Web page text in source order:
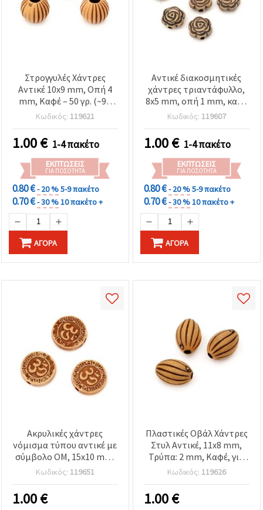
Στρογγυλές Χάντρες
Αντικέ 10x9 mm, Οπή 4
mm, Καφέ – 50 γρ. (~90
τεμ.)
Κωδικός: 119621
1.00€ 1-4 πακέτο
ΕΚΠΤΏΣΕΙΣ
ΓΙΑ ΠΟΣΌΤΗΤΑ
0.80 €- 20 %5-9 πακέτο
0.70 €- 30 %10 πακέτο +
ΑΓΟΡΆ
Αντικέ διακοσμητικές
χάντρες τριαντάφυλλο,
8x5 mm, οπή 1 mm, καφέ
– 50 g (~240 τεμ.)
Κωδικός: 119607
1.00€ 1-4 πακέτο
ΕΚΠΤΏΣΕΙΣ
ΓΙΑ ΠΟΣΌΤΗΤΑ
0.80 €- 20 %5-9 πακέτο
0.70 €- 30 %10 πακέτο +
ΑΓΟΡΆ
Ακρυλικές χάντρες
νόμισμα τύπου αντικέ με
σύμβολο OM, 15x10 mm,
οπή 2 mm, καφέ - 50 γρ.
(~62 τμχ)
Κωδικός: 119651
1.00€
Πλαστικές Οβάλ Χάντρες
Στυλ Αντικέ, 11x8 mm,
Τρύπα: 2 mm, Καφέ, για
Κατασκευή Κοσμημάτων
και Διακόσμηση
Χειροτεχνιών - 50 γρ.
(~110 τμχ.)
Κωδικός: 119626
1.00€